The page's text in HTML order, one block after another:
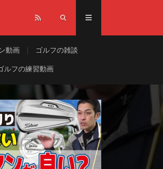
動画 ゴルフの雑談
ルフの練習動画